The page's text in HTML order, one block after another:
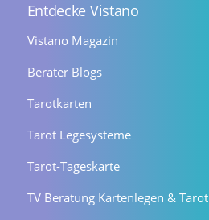
Entdecke Vistano
Vistano Magazin
Berater Blogs
Tarotkarten
Tarot Legesysteme
Tarot-Tageskarte
TV Beratung Kartenlegen & Tarot